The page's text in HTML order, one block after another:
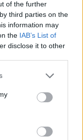
of the further
third parties on the
information may
the IAB’s List of
disclose it to other
na ubytování
údržby (m/ž) (tř.
• CNC operátor• mzda
na ubytování (Jihlava,
dělník • mzda 44.700